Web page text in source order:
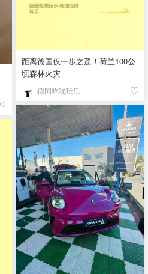
距离德国仅一步之遥！荷兰100公
顷森林火灾
德国吃喝玩乐
1